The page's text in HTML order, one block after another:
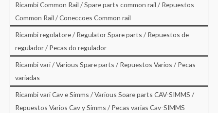
Ricambi Common Rail / Spare parts common rail / Repuestos
Common Rail / Coneccoes Common rail
Ricambi regolatore / Regulator Spare parts / Repuestos de
regulador / Pecas do regulador
Ricambi vari / Various Spare parts / Repuestos Varios / Pecas
variadas
Ricambi vari Cav e Simms / Various Soare parts CAV-SIMMS /
Repuestos Varios Cav y Simms / Pecas varias Cav-SIMMS